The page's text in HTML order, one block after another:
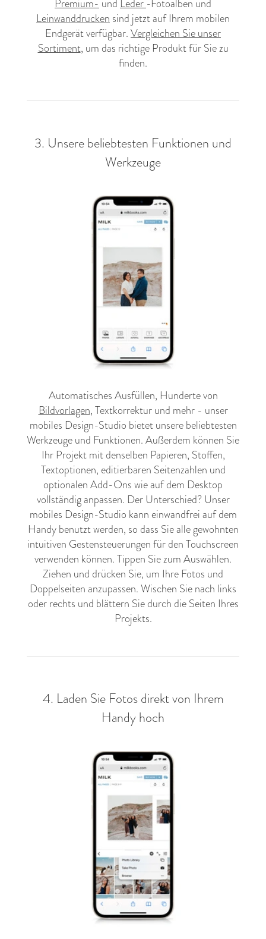
Premium- und Leder -Fotoalben und
Leinwanddrucken sind jetzt auf Ihrem mobilen
Endgerät verfügbar.Vergleichen Sie unser
Sortiment, um das richtige Produkt für Sie zu
finden.
3. Unsere beliebtesten Funktionen und
Werkzeuge
Automatisches Ausfüllen, Hunderte von
Bildvorlagen, Textkorrektur und mehr - unser
mobiles Design-Studio bietet unsere beliebtesten
Werkzeuge und Funktionen. Außerdem können Sie
Ihr Projekt mit denselben Papieren, Stoffen,
Textoptionen, editierbaren Seitenzahlen und
optionalen Add-Ons wie auf dem Desktop
vollständig anpassen. Der Unterschied? Unser
mobiles Design-Studio kann einwandfrei auf dem
Handy benutzt werden, so dass Sie alle gewohnten
intuitiven Gestensteuerungen für den Touchscreen
verwenden können. Tippen Sie zum Auswählen.
Ziehen und drücken Sie, um Ihre Fotos und
Doppelseiten anzupassen. Wischen Sie nach links
oder rechts und blättern Sie durch die Seiten Ihres
Projekts.
4. Laden Sie Fotos direkt von Ihrem
Handy hoch